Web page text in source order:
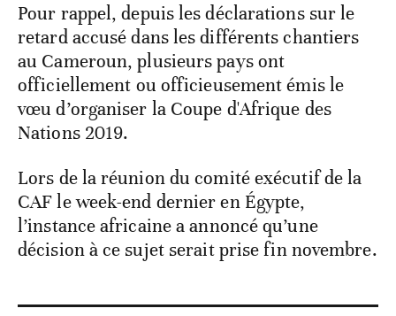
Pour rappel, depuis les déclarations sur le
retard accusé dans les différents chantiers
au Cameroun, plusieurs pays ont
officiellement ou officieusement émis le
vœu d’organiser la Coupe d'Afrique des
Nations 2019.
Lors de la réunion du comité exécutif de la
CAF le week-end dernier en Égypte,
l’instance africaine a annoncé qu’une
décision à ce sujet serait prise fin novembre.